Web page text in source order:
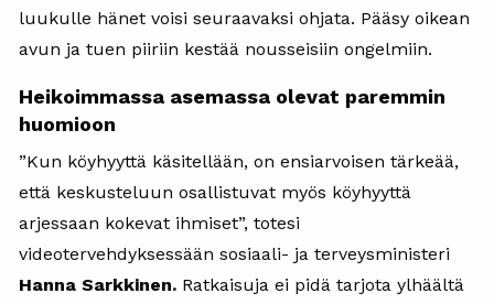
luukulle hänet voisi seuraavaksi ohjata. Pääsy oikean
avun ja tuen piiriin kestää nousseisiin ongelmiin.
Heikoimmassa asemassa olevat paremmin
huomioon
”Kun köyhyyttä käsitellään, on ensiarvoisen tärkeää,
että keskusteluun osallistuvat myös köyhyyttä
arjessaan kokevat ihmiset”, totesi
videotervehdyksessään sosiaali- ja terveysministeri
Hanna Sarkkinen. Ratkaisuja ei pidä tarjota ylhäältä